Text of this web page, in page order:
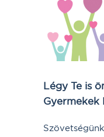
Légy Te is
Gyermekek